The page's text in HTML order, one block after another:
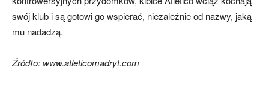
swój klub i są gotowi go wspierać, niezależnie od nazwy, jaką
mu nadadzą.
Źródło: www.atleticomadryt.com